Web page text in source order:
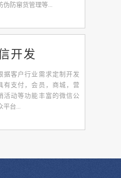
伪防窜货管理等...
开发
据客户行业需求定制开发
有支付，会员，商城，营
活动等功能丰富的微信公
平台...